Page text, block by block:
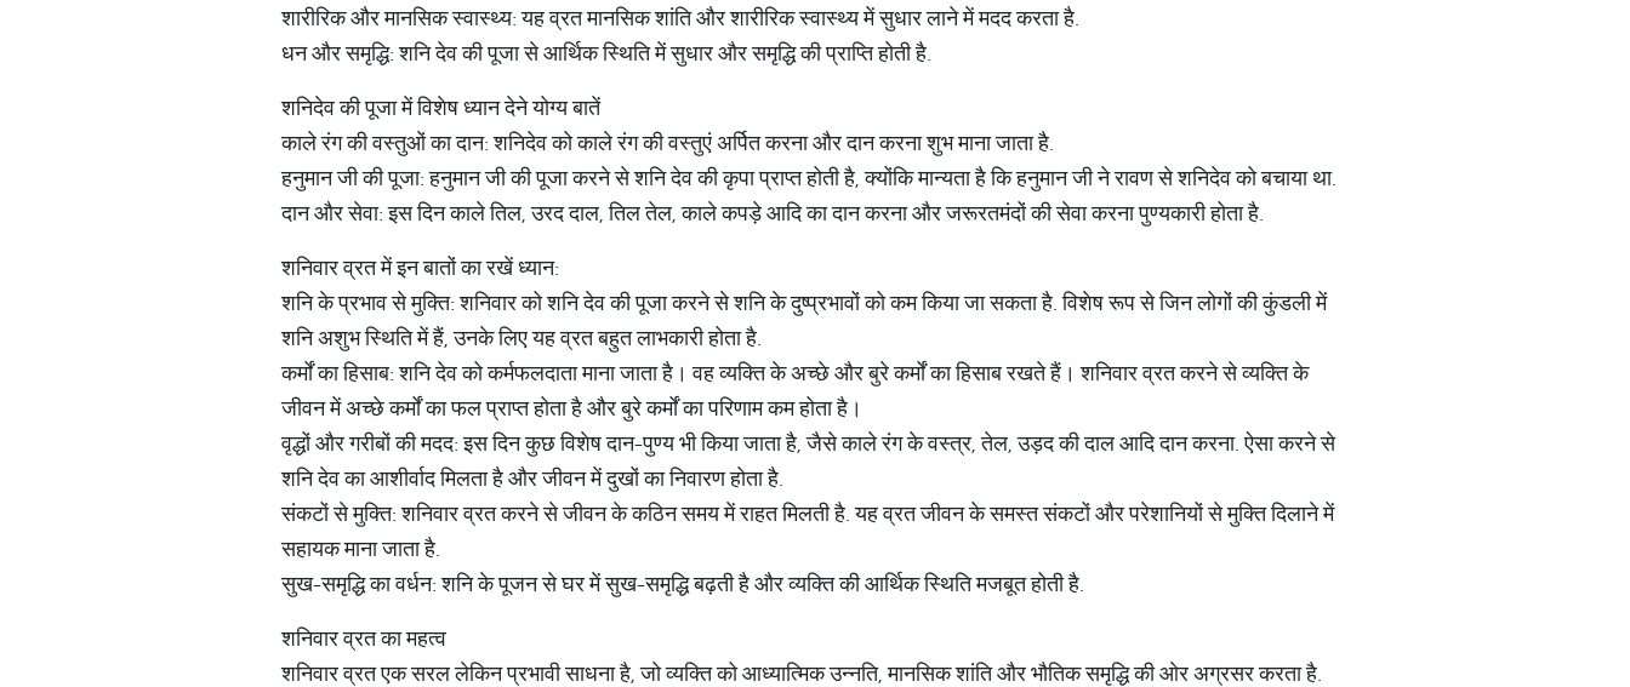
शारीरिक और मानसिक स्वास्थ्य: यह व्रत मानसिक शांति और शारीरिक स्वास्थ्य में सुधार लाने में मदद करता है.
धन और समृद्धि: शनि देव की पूजा से आर्थिक स्थिति में सुधार और समृद्धि की प्राप्ति होती है.
शनिदेव की पूजा में विशेष ध्यान देने योग्य बातें
काले रंग की वस्तुओं का दान: शनिदेव को काले रंग की वस्तुएं अर्पित करना और दान करना शुभ माना जाता है.
हनुमान जी की पूजा: हनुमान जी की पूजा करने से शनि देव की कृपा प्राप्त होती है, क्योंकि मान्यता है कि हनुमान जी ने रावण से शनिदेव को बचाया था.
दान और सेवा: इस दिन काले तिल, उरद दाल, तिल तेल, काले कपड़े आदि का दान करना और जरूरतमंदों की सेवा करना पुण्यकारी होता है.
शनिवार व्रत में इन बातों का रखें ध्यान:
शनि के प्रभाव से मुक्ति: शनिवार को शनि देव की पूजा करने से शनि के दुष्प्रभावों को कम किया जा सकता है. विशेष रूप से जिन लोगों की कुंडली में
शनि अशुभ स्थिति में हैं, उनके लिए यह व्रत बहुत लाभकारी होता है.
कर्मों का हिसाब: शनि देव को कर्मफलदाता माना जाता है। वह व्यक्ति के अच्छे और बुरे कर्मों का हिसाब रखते हैं। शनिवार व्रत करने से व्यक्ति के
जीवन में अच्छे कर्मों का फल प्राप्त होता है और बुरे कर्मों का परिणाम कम होता है।
वृद्धों और गरीबों की मदद: इस दिन कुछ विशेष दान-पुण्य भी किया जाता है, जैसे काले रंग के वस्त्र, तेल, उड़द की दाल आदि दान करना. ऐसा करने से
शनि देव का आशीर्वाद मिलता है और जीवन में दुखों का निवारण होता है.
संकटों से मुक्ति: शनिवार व्रत करने से जीवन के कठिन समय में राहत मिलती है. यह व्रत जीवन के समस्त संकटों और परेशानियों से मुक्ति दिलाने में
सहायक माना जाता है.
सुख-समृद्धि का वर्धन: शनि के पूजन से घर में सुख-समृद्धि बढ़ती है और व्यक्ति की आर्थिक स्थिति मजबूत होती है.
शनिवार व्रत का महत्व
शनिवार व्रत एक सरल लेकिन प्रभावी साधना है, जो व्यक्ति को आध्यात्मिक उन्नति, मानसिक शांति और भौतिक समृद्धि की ओर अग्रसर करता है.